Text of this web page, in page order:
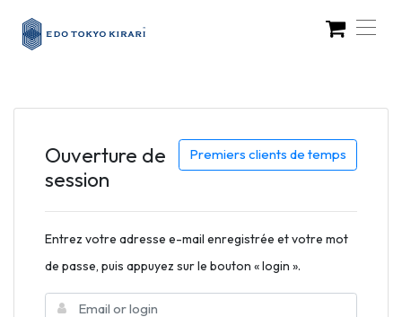
Premiers clients de temps
Ouverture de
session
Entrez votre adresse e-mail enregistrée et votre mot
de passe, puis appuyez sur le bouton « login ».